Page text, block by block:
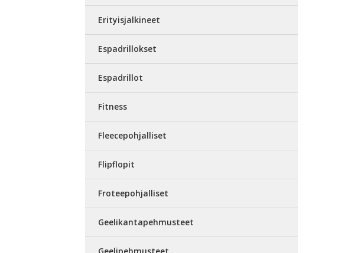
Erityisjalkineet
Espadrillokset
Espadrillot
Fitness
Fleecepohjalliset
Flipflopit
Froteepohjalliset
Geelikantapehmusteet